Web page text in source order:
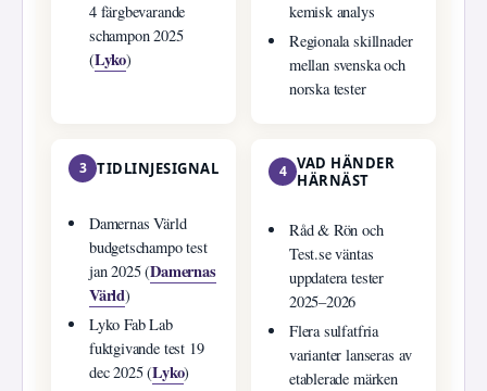
4 färgbevarande
schampon 2025
(Lyko)
kemisk analys
Regionala skillnader
mellan svenska och
norska tester
3 TIDLINJESIGNAL
Damernas Värld
budgetschampo test
jan 2025 (Damernas
Värld)
Lyko Fab Lab
fuktgivande test 19
dec 2025 (Lyko)
4 VAD HÄNDER
HÄRNÄST
Råd & Rön och
Test.se väntas
uppdatera tester
2025–2026
Flera sulfatfria
varianter lanseras av
etablerade märken